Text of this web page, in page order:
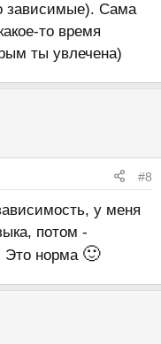
зависимые). Сама
то время
ты увлечена)
#8
у меня
потом -
Это норма 🙂